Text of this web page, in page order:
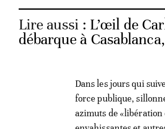
Lire aussi : L’œil de
débarque à
Dans les jours qui
force publique,
azimuts de «libération